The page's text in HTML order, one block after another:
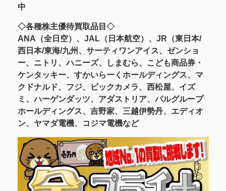
中
◇各種株主優待買取品目◇
ANA（全日空）、JAL（日本航空）、JR（東日本/
西日本/東海/九州、サーティワンアイス、ゼンショ
ー、ニトリ、ハニーズ、しまむら、こども商品券・
ケンタッキー、すかいらーくホールディングス、マ
クドナルド、フジ、ビックカメラ、西松屋、イズ
ミ、ハーゲンダッツ、アダストリア、パルグループ
ホールディングス、吉野家、三越伊勢丹、エディオ
ン、ヤマダ電機、コジマ電機など